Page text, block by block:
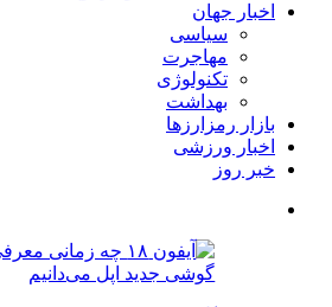
اخبار جهان
سیاسی
مهاجرت
تکنولوژی
بهداشت
بازار رمزارزها
اخبار ورزشی
خبر روز